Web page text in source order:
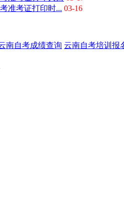
准考证打印时... 03-16
南自考成绩查询 云南自考培训报